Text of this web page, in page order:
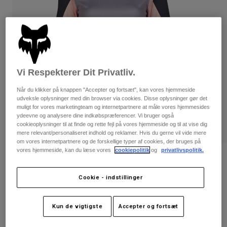
Bukser
Shorts
Jakker
Handsker
Beskyttelser
Briller
Sokker
Tilbehør
Reservedele
Bukser
Handsker
Protections
Briller
Sokker
Skjorter
Se alle
Women
T-Shirts & Tops
Hoodies og sweatre
Jakker
Bukser & Shorts
Goggles
Socks
Se alle
Moto
Helmets
Jerseys
Pants
Boots
Vi Respekterer Dit Privatliv.
Når du klikker på knappen "Accepter og fortsæt", kan vores hjemmeside
udveksle oplysninger med din browser via cookies. Disse oplysninger gør det
muligt for vores marketingteam og internetpartnere at måle vores hjemmesides
ydeevne og analysere dine indkøbspræferencer. Vi bruger også
cookieoplysninger til at finde og rette fejl på vores hjemmeside og til at vise dig
mere relevant/personaliseret indhold og reklamer. Hvis du gerne vil vide mere
om vores internetpartnere og de forskellige typer af cookies, der bruges på
vores hjemmeside, kan du læse vores
cookiepolitik og privatlivspolitik.
Cookie - indstillinger
Kun de vigtigste Accepter og fortsæt